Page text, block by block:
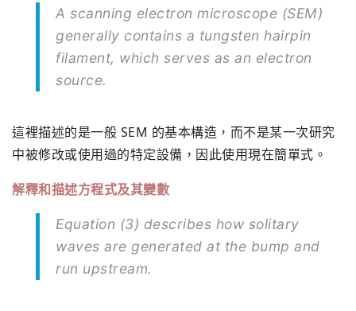
A scanning electron microscope (SEM)
generally contains a tungsten hairpin
filament, which serves as an electron
source.
這裡描述的是一般 SEM 的基本構造，而不是某一次研究
中被修改或使用過的特定設備，因此使用現在簡單式。
解釋和描述方程式及其變數
Equation (3) describes how solitary
waves are generated at the bump and
run upstream.